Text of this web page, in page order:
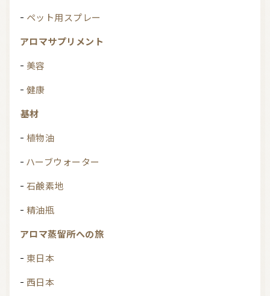
ペット用スプレー
アロマサプリメント
美容
健康
基材
植物油
ハーブウォーター
石鹸素地
精油瓶
アロマ蒸留所への旅
東日本
西日本